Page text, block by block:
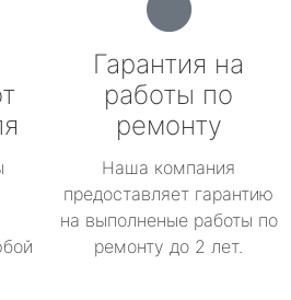
Гарантия на
работы по
ремонту
Наша компания
предоставляет гарантию
на выполненые работы по
ремонту до 2 лет.